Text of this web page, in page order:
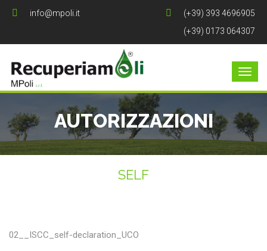
info@mpoli.it
(+39) 393 4696905
(+39) 0173 064307
AUTORIZZAZIONI
SELF
02__ISCC_self-declaration_UCO